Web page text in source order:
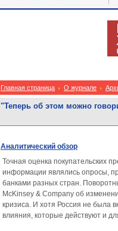
Главная страница О журнале
"Теперь об этом можно
Аналитический обзор
Точная оценка покупательских
информации являлись опросы,
банками разных стран.
McKinsey & Company об
кризиса. И хотя Россия не была
влияния, которые действуют и